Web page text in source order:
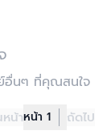
อื่นๆ ที่คุณสนใจ
น้าหน้า 1 ถัดไป